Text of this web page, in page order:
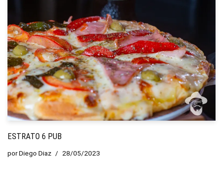
ESTRATO 6 PUB
porDiego Diaz 28/05/2023